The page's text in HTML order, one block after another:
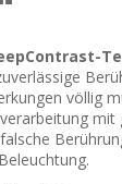
völlig